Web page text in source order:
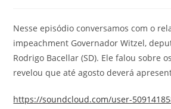
Nesse episódio conversamos com o
impeachment Governador Witzel,
Rodrigo Bacellar (SD). Ele falou sobre
revelou que até agosto deverá
https://soundcloud.com/user-